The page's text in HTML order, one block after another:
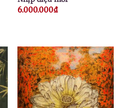
6.000.000₫